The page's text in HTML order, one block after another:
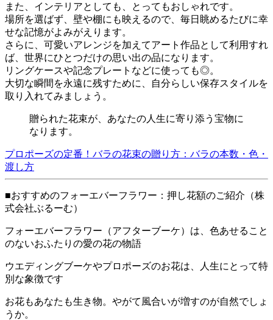
また、インテリアとしても、とってもおしゃれです。
場所を選ばず、壁や棚にも映えるので、毎日眺めるたびに幸
せな記憶がよみがえります。
さらに、可愛いアレンジを加えてアート作品として利用すれ
ば、世界にひとつだけの思い出の品になります。
リングケースや記念プレートなどに使っても◎。
大切な瞬間を永遠に残すために、自分らしい保存スタイルを
取り入れてみましょう。
贈られた花束が、あなたの人生に寄り添う宝物に
なります。
プロポーズの定番！バラの花束の贈り方：バラの本数・色・
渡し方
■おすすめのフォーエバーフラワー：押し花額のご紹介（株
式会社ぶるーむ）
フォーエバーフラワー（アフターブーケ）は、色あせること
のないおふたりの愛の花の物語
ウエディングブーケやプロポーズのお花は、人生にとって特
別な象徴です
お花もあなたも生き物。やがて風合いが増すのが自然でしょ
うか。